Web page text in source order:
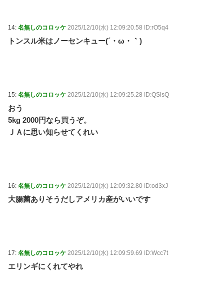
14: 名無しのコロッケ 2025/12/10(水) 12:09:20.58 ID:rO5q4
トンスル米はノーセンキュー(´・ω・｀)
15: 名無しのコロッケ 2025/12/10(水) 12:09:25.28 ID:QSlsQ
おう
5kg 2000円なら買うぞ。
ＪＡに思い知らせてくれい
16: 名無しのコロッケ 2025/12/10(水) 12:09:32.80 ID:od3xJ
大腸菌ありそうだしアメリカ産がいいです
17: 名無しのコロッケ 2025/12/10(水) 12:09:59.69 ID:Wcc7t
エリンギにくれてやれ